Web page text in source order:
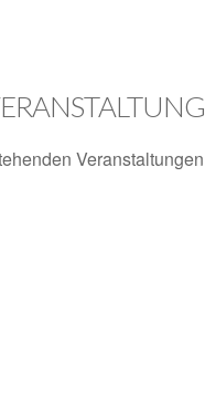
Veranstaltungen